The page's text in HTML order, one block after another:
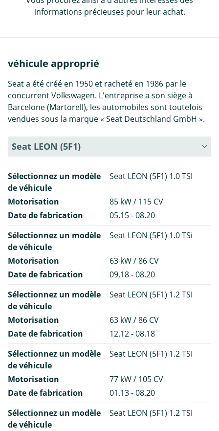
informations précieuses pour leur achat.
véhicule approprié
Seat a été créé en 1950 et racheté en 1986 par le
concurrent Volkswagen. L'entreprise a son siège à
Barcelone (Martorell), les automobiles sont toutefois
vendues sous la marque « Seat Deutschland GmbH ».
Seat LEON (5F1)
Sélectionnez un modèle
de véhicule
Seat LEON (5F1) 1.0 TSI
Motorisation
85 kW / 115 CV
Date de fabrication
05.15 - 08.20
Sélectionnez un modèle
de véhicule
Seat LEON (5F1) 1.0 TSi
Motorisation
63 kW / 86 CV
Date de fabrication
09.18 - 08.20
Sélectionnez un modèle
de véhicule
Seat LEON (5F1) 1.2 TSI
Motorisation
63 kW / 86 CV
Date de fabrication
12.12 - 08.18
Sélectionnez un modèle
de véhicule
Seat LEON (5F1) 1.2 TSI
Motorisation
77 kW / 105 CV
Date de fabrication
01.13 - 08.20
Sélectionnez un modèle
de véhicule
Seat LEON (5F1) 1.2 TSI